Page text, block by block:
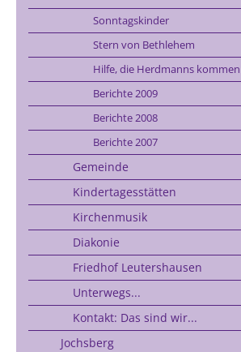
Sonntagskinder
Stern von Bethlehem
Hilfe, die Herdmanns kommen
Berichte 2009
Berichte 2008
Berichte 2007
Gemeinde
Kindertagesstätten
Kirchenmusik
Diakonie
Friedhof Leutershausen
Unterwegs...
Kontakt: Das sind wir...
Jochsberg